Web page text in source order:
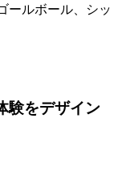
ールボール、シッ
験をデザイン